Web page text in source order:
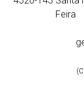
Feira